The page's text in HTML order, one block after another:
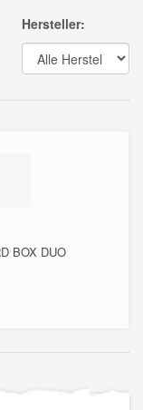
Hersteller:
BOX DUO